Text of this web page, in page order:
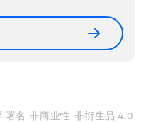
署名-非商业性-非衍生品 4.0